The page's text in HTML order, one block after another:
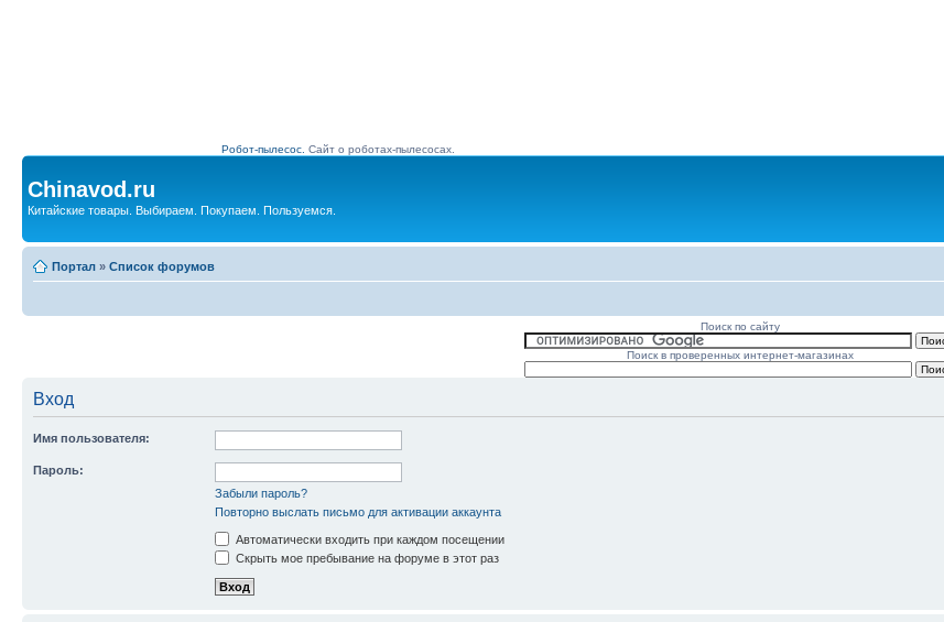
Робот-пылесос. Сайт о роботах-пылесосах.
Chinavod.ru
Китайские товары. Выбираем. Покупаем. Пользуемся.
Портал » Список форумов
Поиск по сайту
Поиск в проверенных интернет-магазинах
Вход
Имя пользователя:
Пароль:
Забыли пароль?
Повторно выслать письмо для активации аккаунта
Автоматически входить при каждом посещении
Скрыть мое пребывание на форуме в этот раз